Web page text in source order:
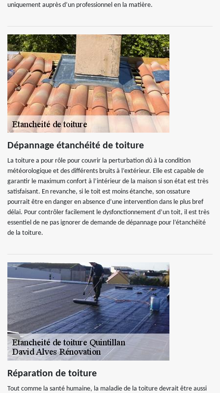
uniquement auprès d’un professionnel en la matière.
Dépannage étanchéité de toiture
La toiture a pour rôle pour couvrir la perturbation dû à la condition
météorologique et des différents bruits à l’extérieur. Elle est capable de
garantir le maximum confort à l’intérieur de la maison si son état est très
satisfaisant. En revanche, si le toit est moins étanche, son ossature
pourrait être en danger en absence d’une intervention dans le plus bref
délai. Pour contrôler facilement le dysfonctionnement d’un toit, il est très
essentiel de ne pas ignorer de demande de dépannage pour l’étanchéité
de la toiture.
Réparation de toiture
Tout comme la santé humaine, la maladie de la toiture devrait être aussi